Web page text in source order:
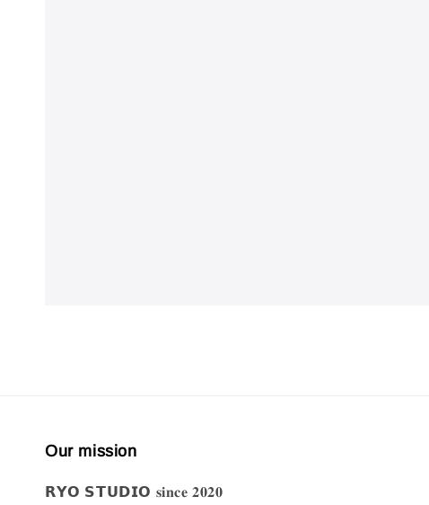
Our mission
𝗥𝗬𝗢 𝗦𝗧𝗨𝗗𝗜𝗢 𝐬𝐢𝐧𝐜𝐞 𝟐𝟎𝟐𝟎